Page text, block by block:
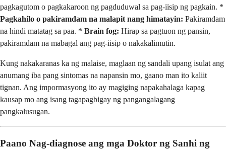
pagkagutom o pagkakaroon ng pagduduwal sa pag-iisip ng pagkain. *
Pagkahilo o pakiramdam na malapit nang himatayin: Pakiramdam
na hindi matatag sa paa. * Brain fog: Hirap sa pagtuon ng pansin,
pakiramdam na mabagal ang pag-iisip o nakakalimutin.
Kung nakakaranas ka ng malaise, maglaan ng sandali upang isulat ang
anumang iba pang sintomas na napansin mo, gaano man ito kaliit
tignan. Ang impormasyong ito ay magiging napakahalaga kapag
kausap mo ang isang tagapagbigay ng pangangalagang
pangkalusugan.
Paano Nag-diagnose ang mga Doktor ng Sanhi ng